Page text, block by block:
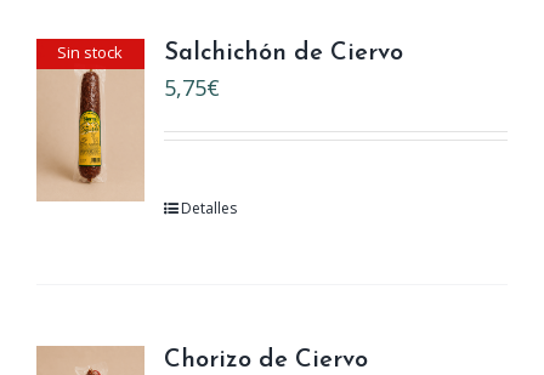
Sin stock Salchichón de Ciervo
5,75€
Detalles
Chorizo de Ciervo